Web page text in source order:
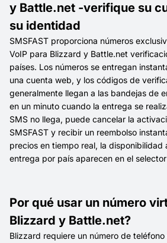
y Battle.net -verifique su
su identidad
SMSFAST proporciona números
VoIP para Blizzard y Battle.net
países. Los números se entregan
una cuenta web, y los códigos de
generalmente llegan a las bandejas de
en un minuto cuando la entrega se
SMS no llega, puede cancelar la
SMSFAST y recibir un reembolso
precios en tiempo real, la disponibilidad
entrega por país aparecen en el
Por qué usar un número
Blizzard y Battle.net?
Blizzard requiere un número de